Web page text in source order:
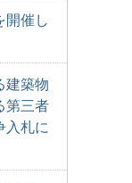
開催し
建築物
第三者
入札に